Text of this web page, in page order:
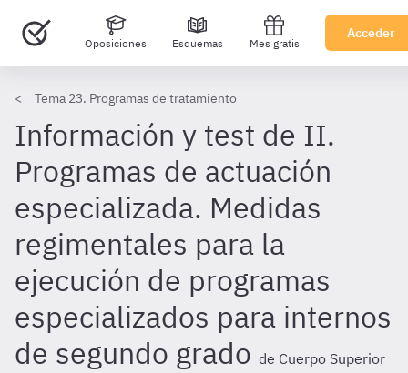
Oposiciones Esquemas Mes gratis
Acceder
Tema 23. Programas de tratamiento
Información y test de II.
Programas de actuación
especializada. Medidas
regimentales para la
ejecución de programas
especializados para internos
de segundo grado de Cuerpo Superior